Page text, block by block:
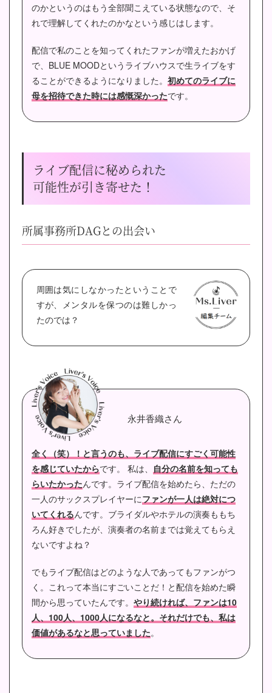
のかというのはもう全部聞こえている状態なので、そ
れで理解してくれたのかなという感じはします。
配信で私のことを知ってくれたファンが増えたおかげ
で、BLUE MOODというライブハウスで生ライブをす
ることができるようになりました。 初めてのライブに
母を招待できた時には感慨深かったです。
ライブ配信に秘められた
可能性が引き寄せた！
所属事務所DAGとの出会い
周囲は気にしなかったということで
すが、メンタルを保つのは難しかっ
たのでは？
永井香織さん
全く（笑）！と言うのも、ライブ配信にすごく可能性
を感じていたからです。 私は、 自分の名前を知っても
らいたかったんです。ライブ配信を始めたら、ただの
一人のサックスプレイヤーにファンが一人は絶対につ
いてくれるんです。ブライダルやホテルの演奏ももち
ろん好きでしたが、演奏者の名前までは覚えてもらえ
ないですよね？
でもライブ配信はどのような人であってもファンがつ
く。これって本当にすごいことだ！と配信を始めた瞬
間から思っていたんです。 やり続ければ、ファンは10
人、100人、1000人になるなと。それだけでも、私は
価値があるなと思っていました。